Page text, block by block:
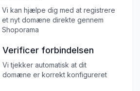
Vi kan hjælpe dig med at registrere
et nyt domæne direkte gennem
Shoporama
Verificer forbindelsen
Vi tjekker automatisk at dit
domæne er korrekt konfigureret